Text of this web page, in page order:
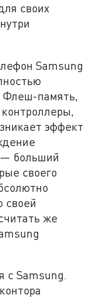
своих
Samsung
Флеш-память,
эффект
— больший
своего
своей
же
с Samsung.